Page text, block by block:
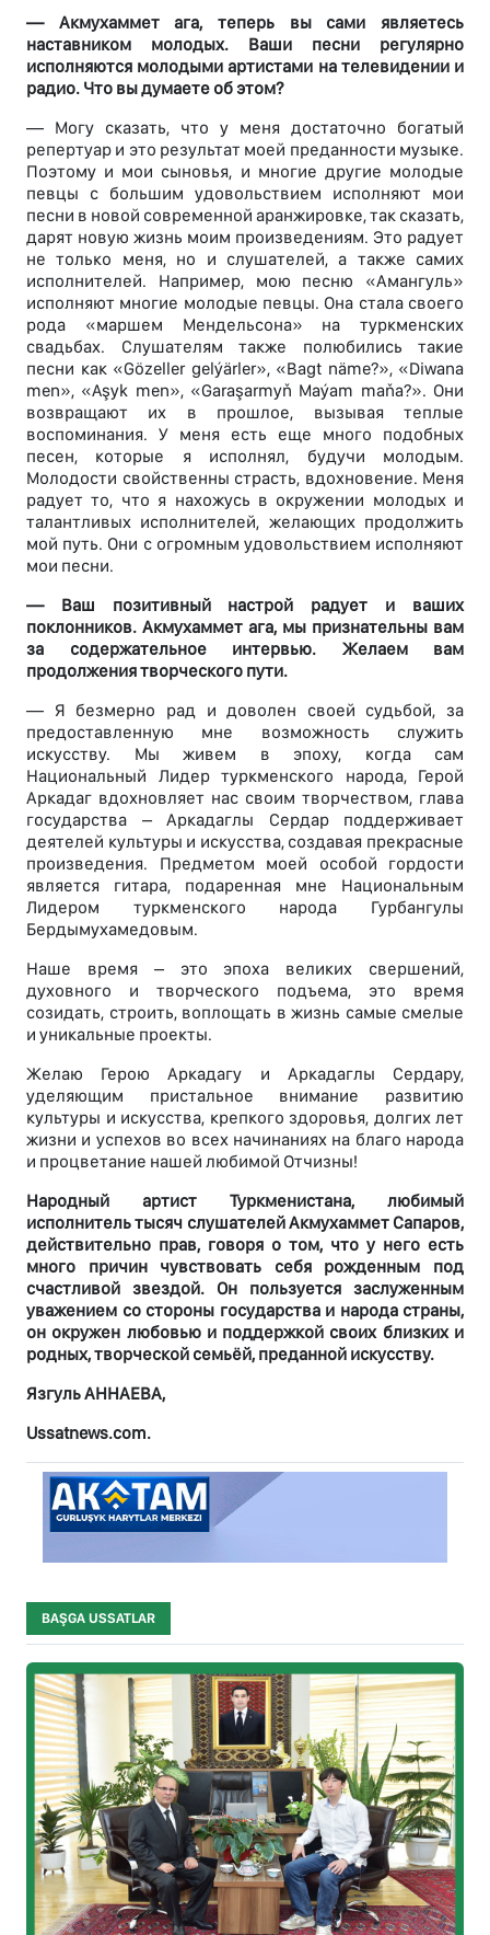
— Акмухаммет ага, теперь вы сами являетесь
наставником молодых. Ваши песни регулярно
исполняются молодыми артистами на телевидении и
радио. Что вы думаете об этом?
— Могу сказать, что у меня достаточно богатый
репертуар и это результат моей преданности музыке.
Поэтому и мои сыновья, и многие другие молодые
певцы с большим удовольствием исполняют мои
песни в новой современной аранжировке, так сказать,
дарят новую жизнь моим произведениям. Это радует
не только меня, но и слушателей, а также самих
исполнителей. Например, мою песню «Амангуль»
исполняют многие молодые певцы. Она стала своего
рода «маршем Мендельсона» на туркменских
свадьбах. Слушателям также полюбились такие
песни как «Gözeller gelýärler», «Bagt näme?», «Diwana
men», «Aşyk men», «Garaşarmyň Maýam maňa?». Они
возвращают их в прошлое, вызывая теплые
воспоминания. У меня есть еще много подобных
песен, которые я исполнял, будучи молодым.
Молодости свойственны страсть, вдохновение. Меня
радует то, что я нахожусь в окружении молодых и
талантливых исполнителей, желающих продолжить
мой путь. Они с огромным удовольствием исполняют
мои песни.
— Ваш позитивный настрой радует и ваших
поклонников. Акмухаммет ага, мы признательны вам
за содержательное интервью. Желаем вам
продолжения творческого пути.
— Я безмерно рад и доволен своей судьбой, за
предоставленную мне возможность служить
искусству. Мы живем в эпоху, когда сам
Национальный Лидер туркменского народа, Герой
Аркадаг вдохновляет нас своим творчеством, глава
государства – Аркадаглы Сердар поддерживает
деятелей культуры и искусства, создавая прекрасные
произведения. Предметом моей особой гордости
является гитара, подаренная мне Национальным
Лидером туркменского народа Гурбангулы
Бердымухамедовым.
Наше время – это эпоха великих свершений,
духовного и творческого подъема, это время
созидать, строить, воплощать в жизнь самые смелые
и уникальные проекты.
Желаю Герою Аркадагу и Аркадаглы Сердару,
уделяющим пристальное внимание развитию
культуры и искусства, крепкого здоровья, долгих лет
жизни и успехов во всех начинаниях на благо народа
и процветание нашей любимой Отчизны!
Народный артист Туркменистана, любимый
исполнитель тысяч слушателей Акмухаммет Сапаров,
действительно прав, говоря о том, что у него есть
много причин чувствовать себя рожденным под
счастливой звездой. Он пользуется заслуженным
уважением со стороны государства и народа страны,
он окружен любовью и поддержкой своих близких и
родных, творческой семьёй, преданной искусству.
Язгуль АННАЕВА,
Ussatnews.com.
BAŞGA USSATLAR